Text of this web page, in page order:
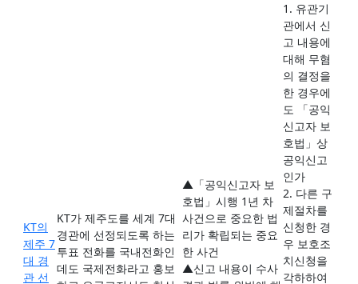
KT의
제주 7
대 경
관 선
KT가 제주도를 세계 7대
경관에 선정되도록 하는
투표 전화를 국내전화인
데도 국제전화라고 홍보
▲「공익신고자 보
호법」시행 1년 차
사건으로 중요한 법
리가 확립되는 중요
한 사건
▲신고 내용이 수사
1. 유관기
관에서 신
고 내용에
대해 무혐
의 결정을
한 경우에
도 「공익
신고자 보
호법」상
공익신고
인가
2. 다른 구
제절차를
신청한 경
우 보호조
치신청을
각하하여